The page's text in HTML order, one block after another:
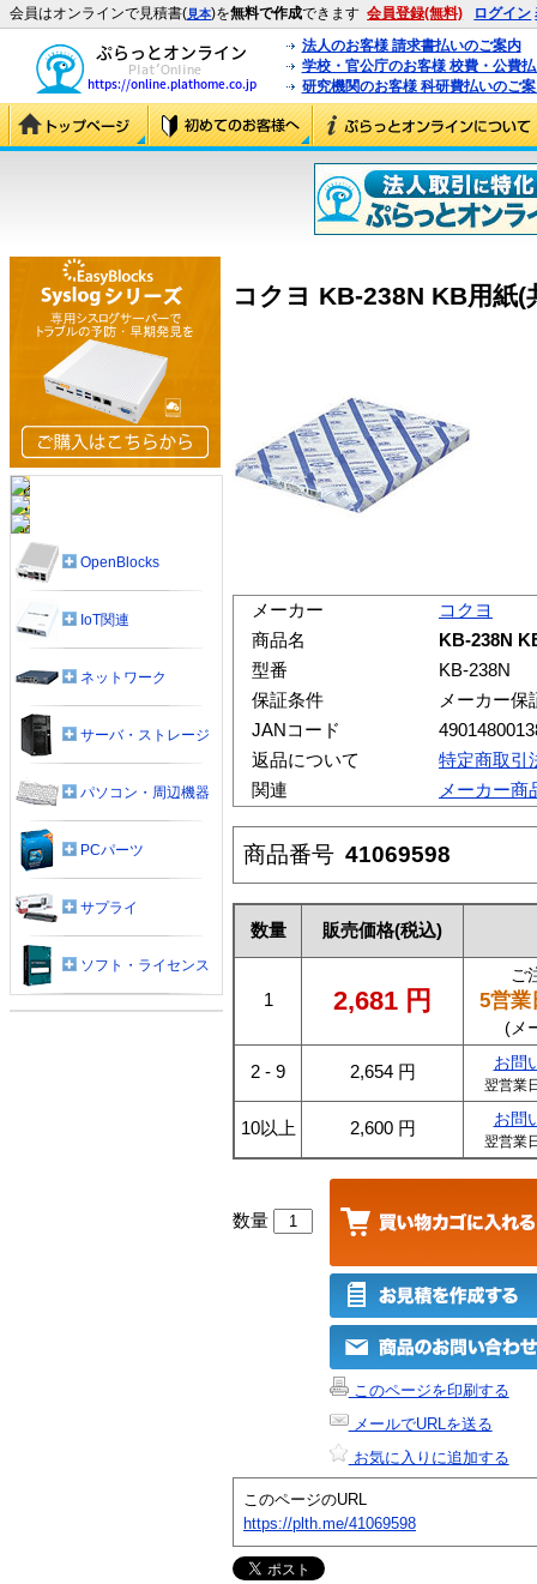
会員はオンラインで見積書(見本)を無料で作成できます 会員登録(無料) ログイン
法人のお客様 請求書払いのご案内
学校・官公庁のお客様 校費・公費
研究機関のお客様 科研費払いのご
コクヨ KB-238N KB用紙(
メーカー
コクヨ
商品名
KB-238N
型番
KB-238N
保証条件
メーカー保
JANコード
返品について
特定商取引
関連
メーカー商
商品番号 41069598
数量 販売価格(税込)
1 2,681 円
ご
5営業
(メ
2 - 9 2,654 円 お問
翌営業
10以上 2,600 円 お問
翌営業
数量
このページを印刷する
メールでURLを送る
お気に入りに追加する
このページのURL
https://plth.me/41069598
OpenBlocks
IoT関連
ネットワーク
サーバ・ストレージ
パソコン・周辺機器
PCパーツ
サプライ
ソフト・ライセンス